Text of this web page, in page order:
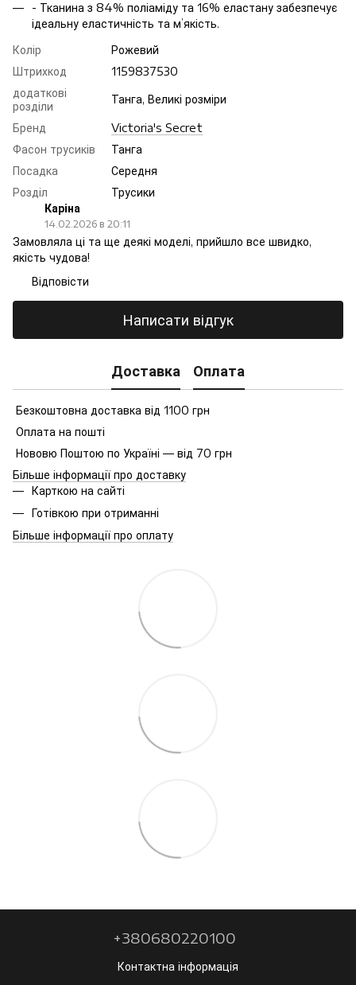
- Тканина з 84% поліаміду та 16% еластану забезпечує
ідеальну еластичність та м’якість.
Колір
Рожевий
Штрихкод
1159837530
додаткові
розділи
Танга, Великі розміри
Бренд
Victoria's Secret
Фасон трусиків
Танга
Посадка
Середня
Розділ
Трусики
Каріна
14.02.2026 в 20:11
Замовляла ці та ще деякі моделі, прийшло все швидко,
якість чудова!
Відповісти
Написати відгук
Доставка Оплата
Безкоштовна доставка від 1100 грн
Оплата на пошті
Нововю Поштою по Україні — від 70 грн
Більше інформації про доставку
Карткою на сайті
Готівкою при отриманні
Більше інформації про оплату
+380680220100
Контактна інформація